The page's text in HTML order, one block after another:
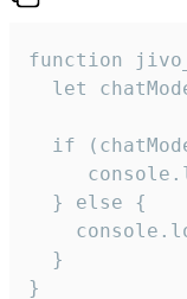
function
let
if
  } else {
  }
}